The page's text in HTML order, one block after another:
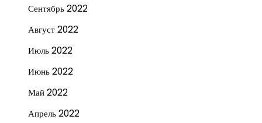
Сентябрь 2022
Август 2022
Июль 2022
Июнь 2022
Май 2022
Апрель 2022